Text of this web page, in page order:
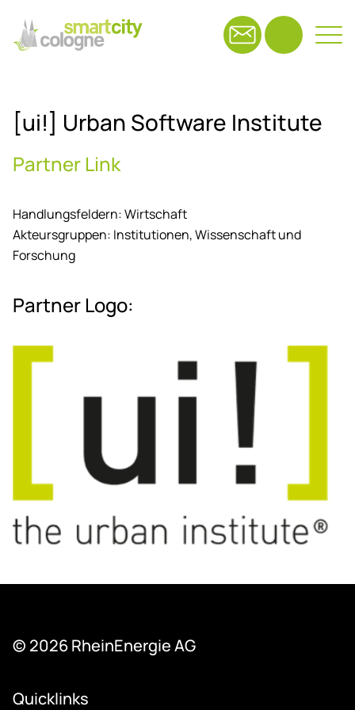
[ui!] Ur­ban Soft­ware In­sti­tu­te
Part­ner Link
Handlungsfeldern:Wirtschaft
Akteursgruppen: Institutionen,Wissenschaft und
Forschung
Part­ner Logo:
© 2026 Rhein­Ener­gie AG
Quicklinks